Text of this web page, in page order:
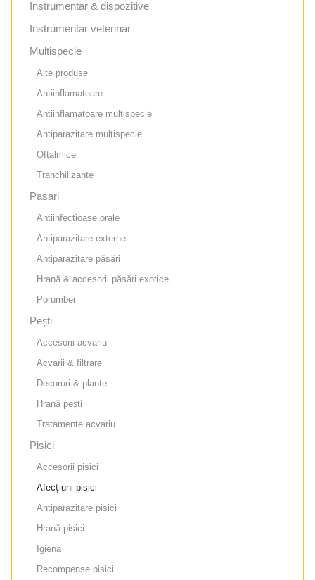
Instrumentar & dispozitive
Instrumentar veterinar
Multispecie
Alte produse
Antiinflamatoare
Antiinflamatoare multispecie
Antiparazitare multispecie
Oftalmice
Tranchilizante
Pasari
Antiinfectioase orale
Antiparazitare externe
Antiparazitare păsări
Hrană & accesorii păsări exotice
Porumbei
Pești
Accesorii acvariu
Acvarii & filtrare
Decoruri & plante
Hrană pești
Tratamente acvariu
Pisici
Accesorii pisici
Afecțiuni pisici
Antiparazitare pisici
Hrană pisici
Igiena
Recompense pisici